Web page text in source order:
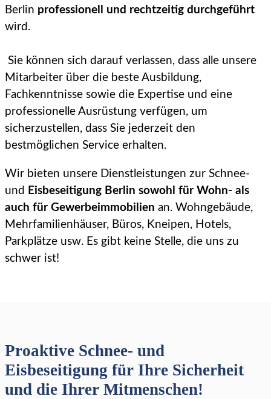
Berlin professionell und rechtzeitig durchgeführt
wird.
Sie können sich darauf verlassen, dass alle unsere
Mitarbeiter über die beste Ausbildung,
Fachkenntnisse sowie die Expertise und eine
professionelle Ausrüstung verfügen, um
sicherzustellen, dass Sie jederzeit den
bestmöglichen Service erhalten.
Wir bieten unsere Dienstleistungen zur Schnee-
und
Eisbeseitigung Berlin sowohl für Wohn- als
auch für Gewerbeimmobilien an. Wohngebäude,
Mehrfamilienhäuser, Büros, Kneipen, Hotels,
Parkplätze usw. Es gibt keine Stelle, die uns zu
schwer ist!
Proaktive Schnee- und
Eisbeseitigung für Ihre Sicherheit
und die Ihrer Mitmenschen!